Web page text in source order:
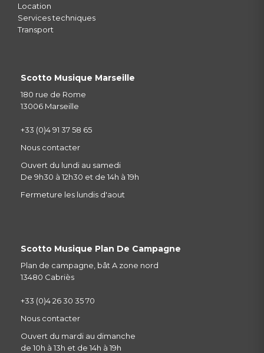
Location
Services techniques
Transport
Scotto Musique Marseille
180 rue de Rome
13006 Marseille
+33 (0)4 91 37 58 65
Nous contacter
Ouvert du lundi au samedi
De 9h30 à 12h30 et de 14h à 19h
Fermeture les lundis d'aout
Scotto Musique Plan De Campagne
Plan de campagne, bât A zone nord
13480 Cabriès
+33 (0)4 26 30 35 70
Nous contacter
Ouvert du mardi au dimanche
de 10h à 13h et de 14h à 19h